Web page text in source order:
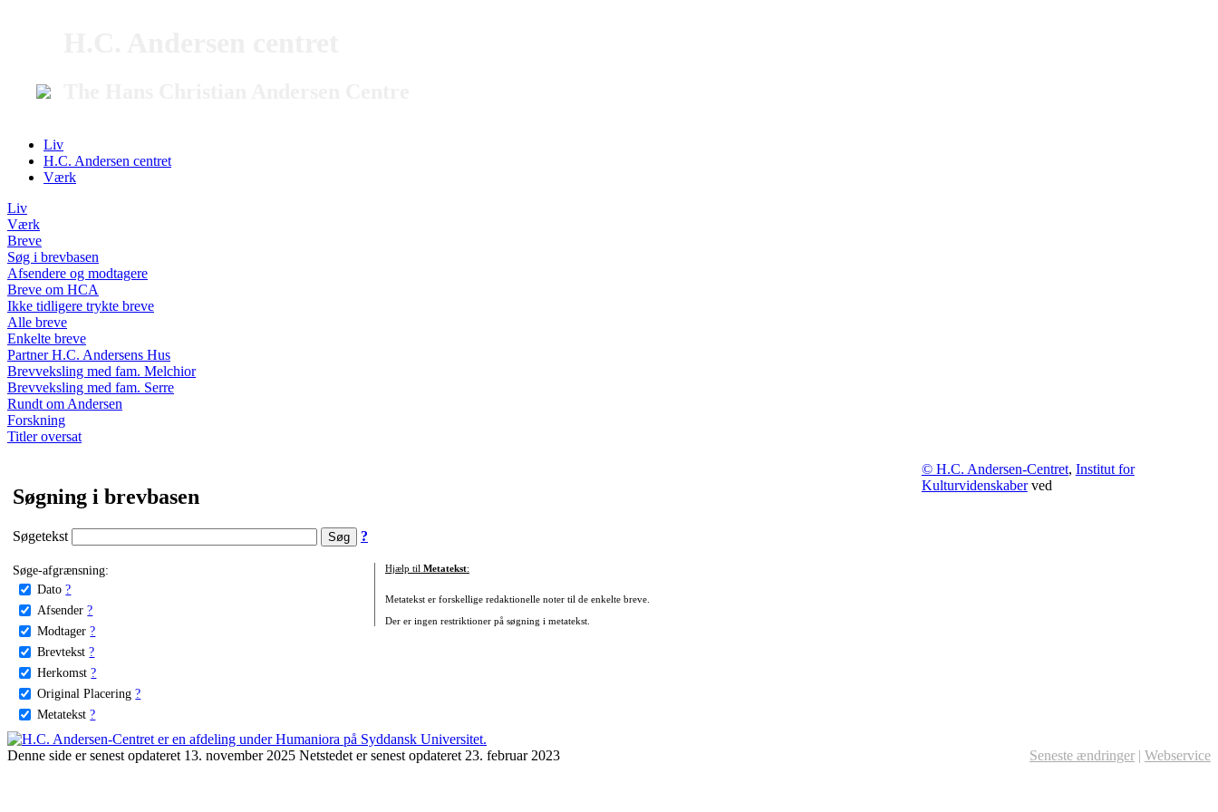
Liv
H.C. Andersen centret
Værk
Liv
Værk
Breve
Søg i brevbasen
Afsendere og modtagere
Breve om HCA
Ikke tidligere trykte breve
Alle breve
Enkelte breve
Partner H.C. Andersens Hus
Brevveksling med fam. Melchior
Brevveksling med fam. Serre
Rundt om Andersen
Forskning
Titler oversat
Søgning i brevbasen
Søgetekst ?
Søge-afgrænsning:
Dato ?
Afsender ?
Modtager ?
Brevtekst ?
Herkomst ?
Original Placering ?
Metatekst ?
Hjælp til Metatekst:
Metatekst er forskellige redaktionelle noter til de enkelte breve.
Der er ingen restriktioner på søgning i metatekst.
© H.C. Andersen-Centret, Institut for
Kulturvidenskaberved
Denne side er senest opdateret 13. november 2025 Netstedet er senest opdateret 23. februar 2023 Seneste ændringer | Webservice